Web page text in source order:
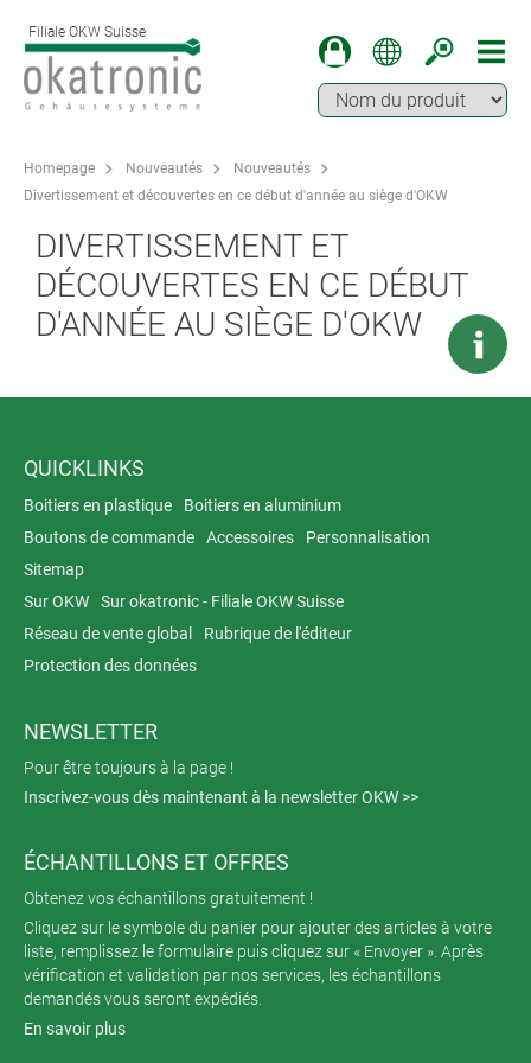
Filiale OKW Suisse
Homepage Nouveautés
Nouveautés
Divertissement et découvertes en ce début d'année au siège d'OKW
DIVERTISSEMENT ET
DÉCOUVERTES EN CE DÉBUT
D'ANNÉE AU SIÈGE D'OKW
QUICKLINKS
Boitiers en plastique
Boitiers en aluminium
Boutons de commande
Accessoires
Personnalisation
Sitemap
Sur OKW
Sur okatronic - Filiale OKW Suisse
Réseau de vente global
Rubrique de l'éditeur
Protection des données
NEWSLETTER
Pour être toujours à la page !
Inscrivez-vous dès maintenant à la newsletter OKW >>
ÉCHANTILLONS ET OFFRES
Obtenez vos échantillons gratuitement !
Cliquez sur le symbole du panier pour ajouter des articles à votre
liste, remplissez le formulaire puis cliquez sur « Envoyer ». Après
vérification et validation par nos services, les échantillons
demandés vous seront expédiés.
En savoir plus